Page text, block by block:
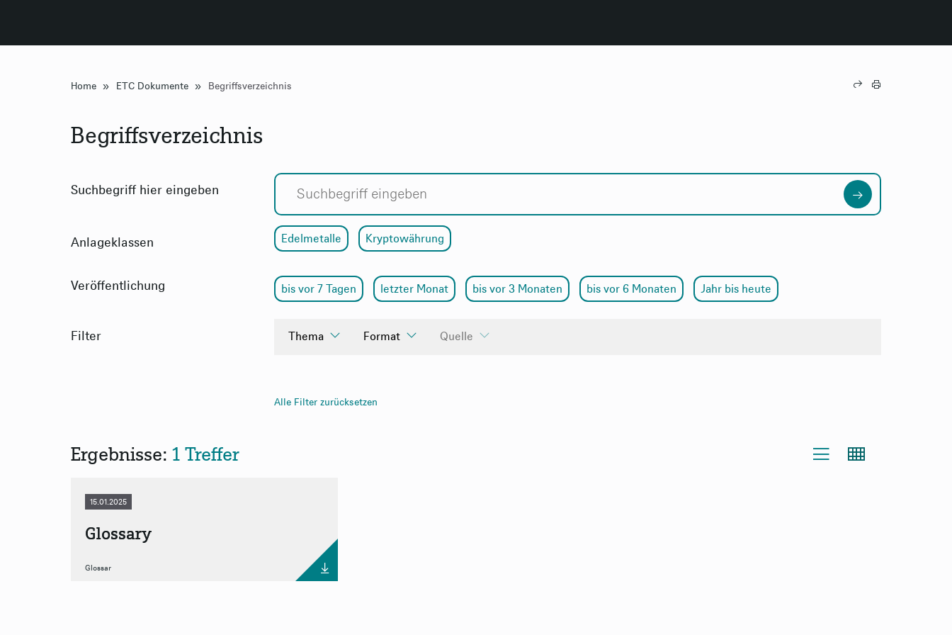
Home » ETC Dokumente » Begriffsverzeichnis
Begriffsverzeichnis
Suchbegriff hier eingeben
Anlageklassen Edelmetalle Kryptowährung
Veröffentlichung bis vor 7 Tagen letzter Monat bis vor 3 Monaten bis vor 6 Monaten Jahr bis heute
Filter Thema Format Quelle
Anwenden
Anwenden
Alle Filter zurücksetzen
Ergebnisse: 1 Treffer
15.01.2025
Glossary
Glossar